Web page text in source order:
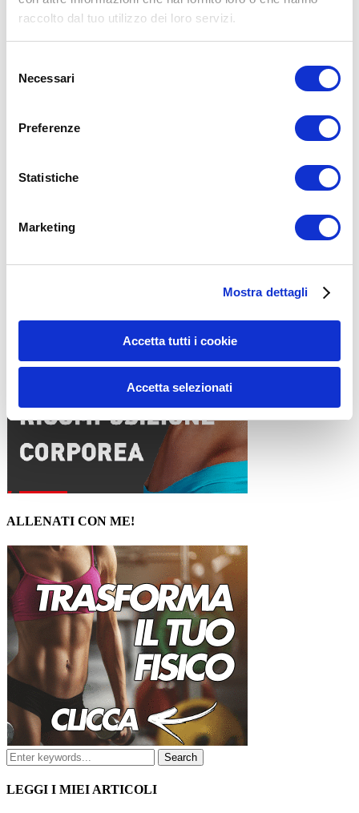
raccolto dal tuo utilizzo dei loro servizi.
delNecessari
Preferenze
Statistiche
Marketing
Mostra dettagli
Accetta tutti i cookie
Accetta selezionati
15WORKOUT SCARICA ORA
ALLENATI CON ME!
LEGGI I MIEI ARTICOLI